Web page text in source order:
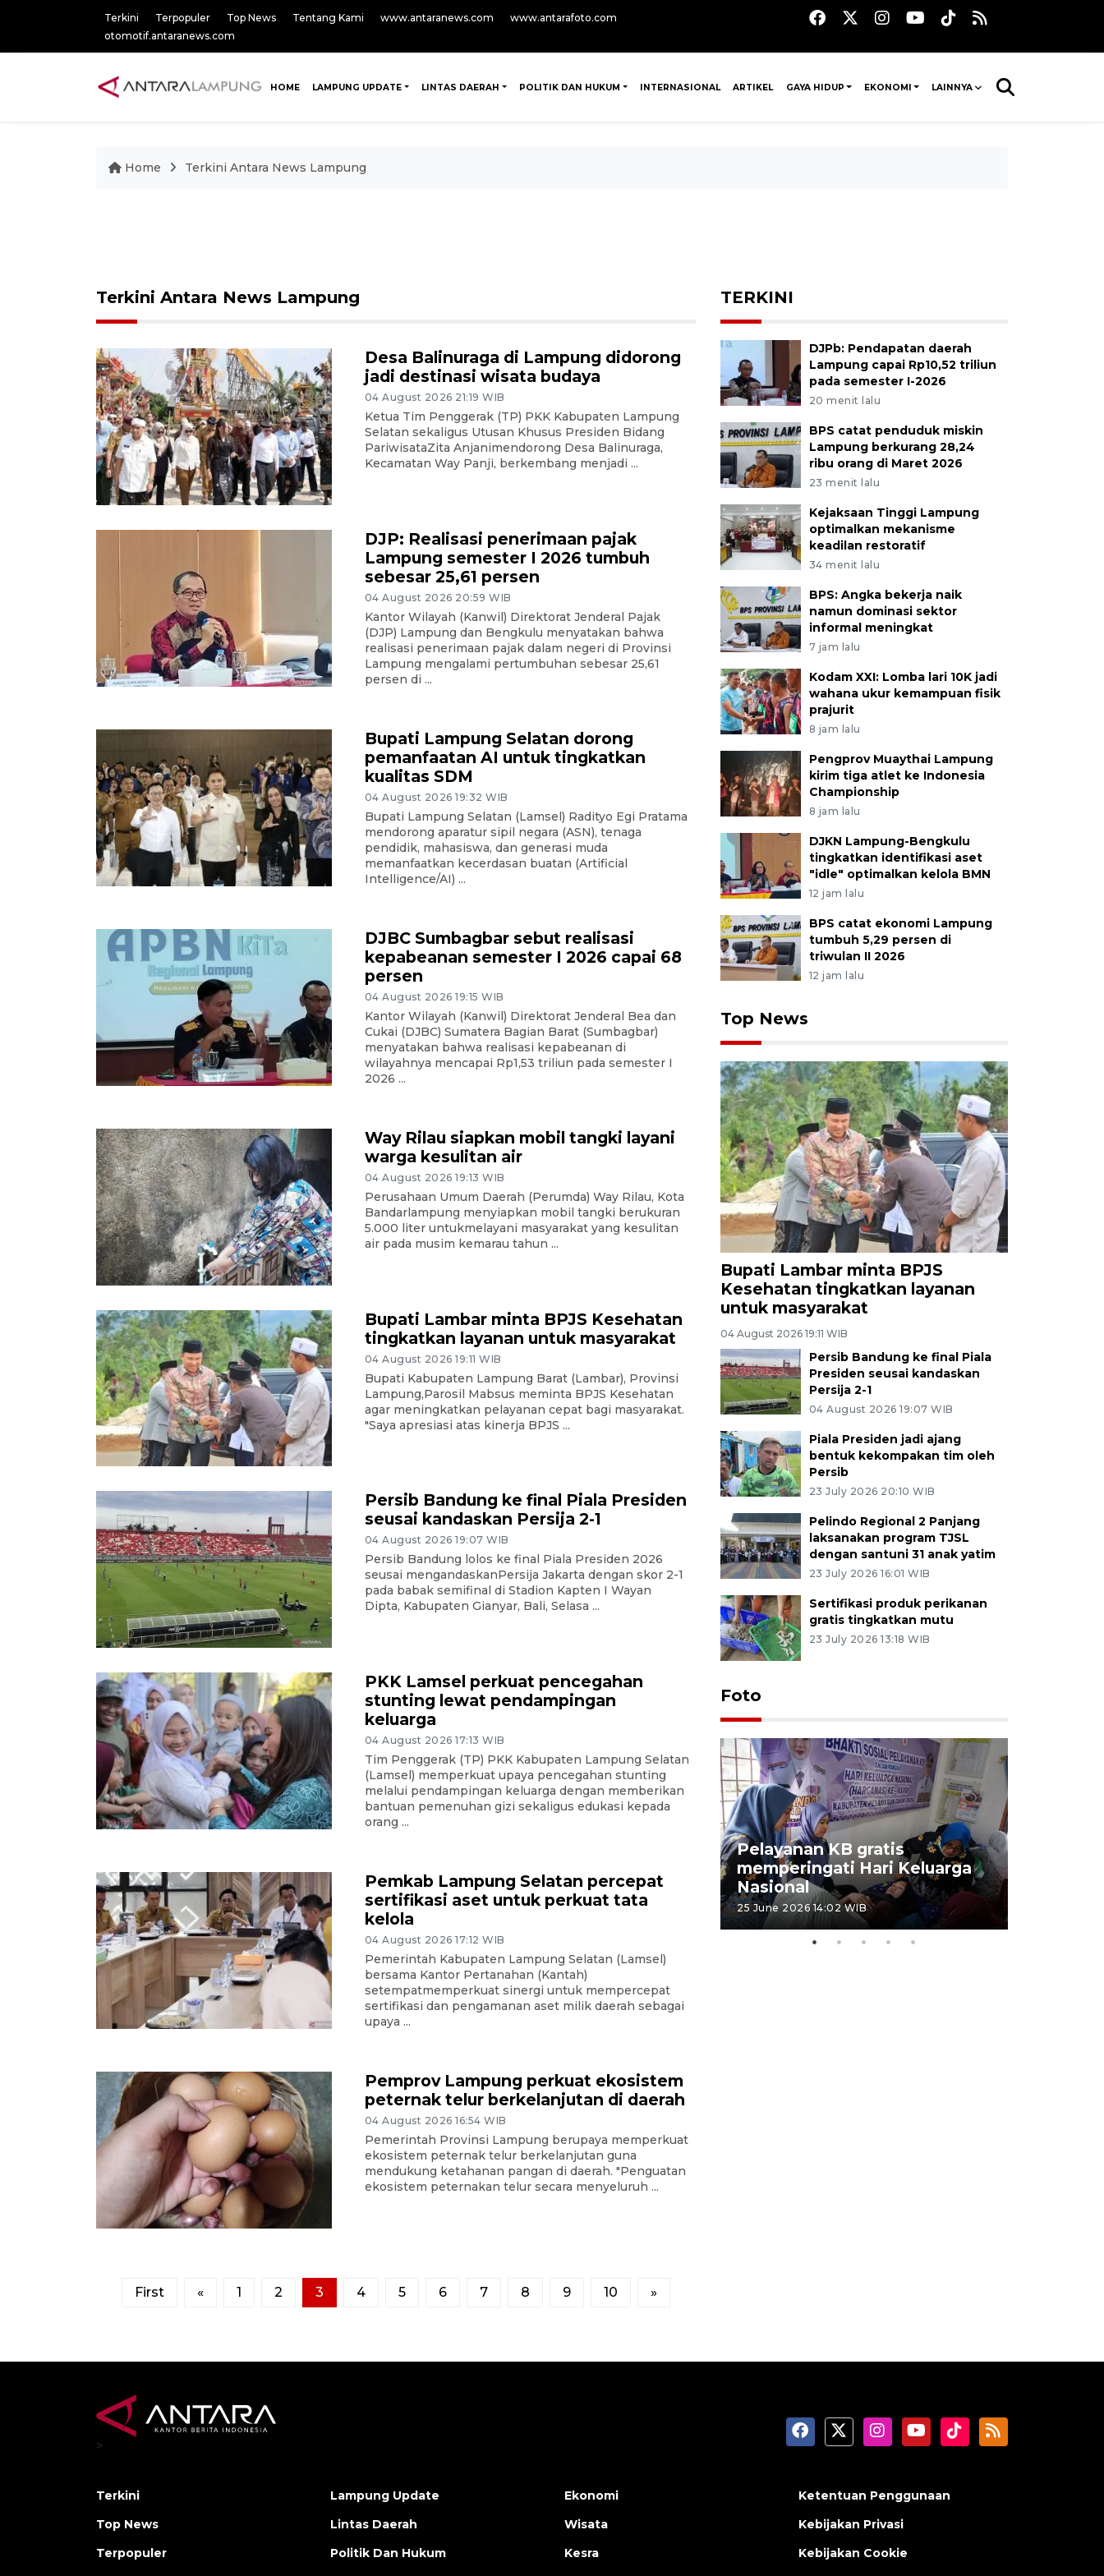
Terkini Terpopuler Top News Tentang Kami www.antaranews.com
www.antarafoto.com
otomotif.antaranews.com
HOME LAMPUNG UPDATE LINTAS DAERAH POLITIK DAN HUKUM INTERNASIONAL ARTIKEL GAYA HIDUP EKONOMI LAINNYA
Home Terkini Antara News Lampung
Terkini Antara News Lampung
Desa Balinuraga di Lampung didorong
jadi destinasi wisata budaya
04 August 2026 21:19 WIB
Ketua Tim Penggerak (TP) PKK Kabupaten Lampung
Selatan sekaligus Utusan Khusus Presiden Bidang
PariwisataZita Anjanimendorong Desa Balinuraga,
Kecamatan Way Panji, berkembang menjadi ...
DJP: Realisasi penerimaan pajak
Lampung semester I 2026 tumbuh
sebesar 25,61 persen
04 August 2026 20:59 WIB
Kantor Wilayah (Kanwil) Direktorat Jenderal Pajak
(DJP) Lampung dan Bengkulu menyatakan bahwa
realisasi penerimaan pajak dalam negeri di Provinsi
Lampung mengalami pertumbuhan sebesar 25,61
persen di ...
Bupati Lampung Selatan dorong
pemanfaatan AI untuk tingkatkan
kualitas SDM
04 August 2026 19:32 WIB
Bupati Lampung Selatan (Lamsel) Radityo Egi Pratama
mendorong aparatur sipil negara (ASN), tenaga
pendidik, mahasiswa, dan generasi muda
memanfaatkan kecerdasan buatan (Artificial
Intelligence/AI) ...
DJBC Sumbagbar sebut realisasi
kepabeanan semester I 2026 capai 68
persen
04 August 2026 19:15 WIB
Kantor Wilayah (Kanwil) Direktorat Jenderal Bea dan
Cukai (DJBC) Sumatera Bagian Barat (Sumbagbar)
menyatakan bahwa realisasi kepabeanan di
wilayahnya mencapai Rp1,53 triliun pada semester I
2026 ...
Way Rilau siapkan mobil tangki layani
warga kesulitan air
04 August 2026 19:13 WIB
Perusahaan Umum Daerah (Perumda) Way Rilau, Kota
Bandarlampung menyiapkan mobil tangki berukuran
5.000 liter untukmelayani masyarakat yang kesulitan
air pada musim kemarau tahun ...
Bupati Lambar minta BPJS Kesehatan
tingkatkan layanan untuk masyarakat
04 August 2026 19:11 WIB
Bupati Kabupaten Lampung Barat (Lambar), Provinsi
Lampung,Parosil Mabsus meminta BPJS Kesehatan
agar meningkatkan pelayanan cepat bagi masyarakat.
"Saya apresiasi atas kinerja BPJS ...
Persib Bandung ke final Piala Presiden
seusai kandaskan Persija 2-1
04 August 2026 19:07 WIB
Persib Bandung lolos ke final Piala Presiden 2026
seusai mengandaskanPersija Jakarta dengan skor 2-1
pada babak semifinal di Stadion Kapten I Wayan
Dipta, Kabupaten Gianyar, Bali, Selasa ...
PKK Lamsel perkuat pencegahan
stunting lewat pendampingan
keluarga
04 August 2026 17:13 WIB
Tim Penggerak (TP) PKK Kabupaten Lampung Selatan
(Lamsel) memperkuat upaya pencegahan stunting
melalui pendampingan keluarga dengan memberikan
bantuan pemenuhan gizi sekaligus edukasi kepada
orang ...
Pemkab Lampung Selatan percepat
sertifikasi aset untuk perkuat tata
kelola
04 August 2026 17:12 WIB
Pemerintah Kabupaten Lampung Selatan (Lamsel)
bersama Kantor Pertanahan (Kantah)
setempatmemperkuat sinergi untuk mempercepat
sertifikasi dan pengamanan aset milik daerah sebagai
upaya ...
Pemprov Lampung perkuat ekosistem
peternak telur berkelanjutan di daerah
04 August 2026 16:54 WIB
Pemerintah Provinsi Lampung berupaya memperkuat
ekosistem peternak telur berkelanjutan guna
mendukung ketahanan pangan di daerah. "Penguatan
ekosistem peternakan telur secara menyeluruh ...
First « 1 2 3 4 5 6 7 8 9 10 »
TERKINI
DJPb: Pendapatan daerah
Lampung capai Rp10,52 triliun
pada semester I-2026
20 menit lalu
BPS catat penduduk miskin
Lampung berkurang 28,24
ribu orang di Maret 2026
23 menit lalu
Kejaksaan Tinggi Lampung
optimalkan mekanisme
keadilan restoratif
34 menit lalu
BPS: Angka bekerja naik
namun dominasi sektor
informal meningkat
7 jam lalu
Kodam XXI: Lomba lari 10K jadi
wahana ukur kemampuan fisik
prajurit
8 jam lalu
Pengprov Muaythai Lampung
kirim tiga atlet ke Indonesia
Championship
8 jam lalu
DJKN Lampung-Bengkulu
tingkatkan identifikasi aset
"idle" optimalkan kelola BMN
12 jam lalu
BPS catat ekonomi Lampung
tumbuh 5,29 persen di
triwulan II 2026
12 jam lalu
Top News
Bupati Lambar minta BPJS
Kesehatan tingkatkan layanan
untuk masyarakat
04 August 2026 19:11 WIB
Persib Bandung ke final Piala
Presiden seusai kandaskan
Persija 2-1
04 August 2026 19:07 WIB
Piala Presiden jadi ajang
bentuk kekompakan tim oleh
Persib
23 July 2026 20:10 WIB
Pelindo Regional 2 Panjang
laksanakan program TJSL
dengan santuni 31 anak yatim
23 July 2026 16:01 WIB
Sertifikasi produk perikanan
gratis tingkatkan mutu
23 July 2026 13:18 WIB
Foto
2026
12 May 2026 15:06 WIB
Pelayanan KB gratis
memperingati Hari Keluarga
Nasional
25 June 2026 14:02 WIB
>
Terkini
Top News
Terpopuler
Lampung Update
Lintas Daerah
Politik Dan Hukum
Ekonomi
Wisata
Kesra
Ketentuan Penggunaan
Kebijakan Privasi
Kebijakan Cookie